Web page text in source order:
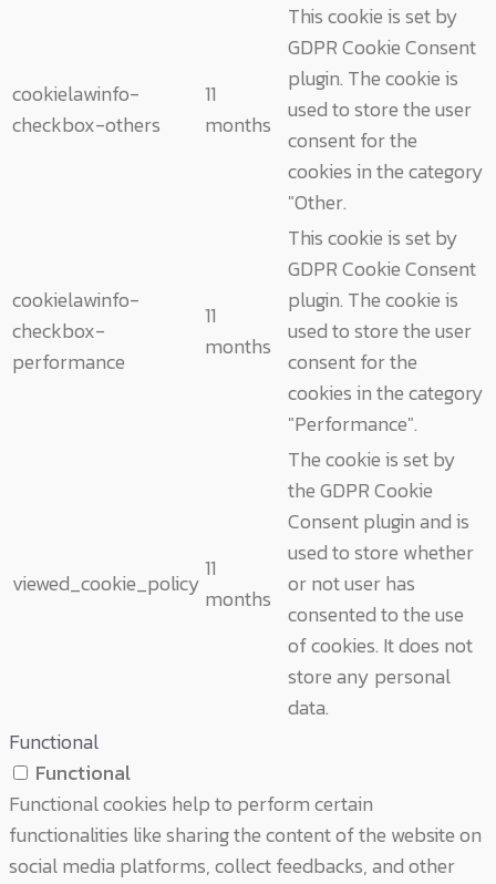
cookielawinfo-
checkbox-others
11
months
This cookie is set by
GDPR Cookie Consent
plugin. The cookie is
used to store the user
consent for the
cookies in the category
"Other.
cookielawinfo-
checkbox-
performance
11
months
This cookie is set by
GDPR Cookie Consent
plugin. The cookie is
used to store the user
consent for the
cookies in the category
"Performance".
viewed_cookie_policy
11
months
The cookie is set by
the GDPR Cookie
Consent plugin and is
used to store whether
or not user has
consented to the use
of cookies. It does not
store any personal
data.
Functional
Functional
Functional cookies help to perform certain
functionalities like sharing the content of the website on
social media platforms, collect feedbacks, and other